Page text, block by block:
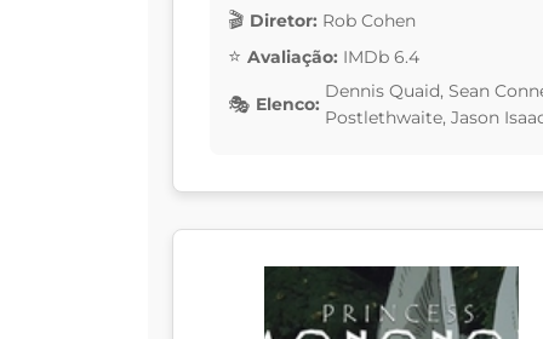
Diretor: Rob Cohen
Avaliação: IMDb 6.4
Elenco:
Dennis Quaid, Sean
Postlethwaite, Jason